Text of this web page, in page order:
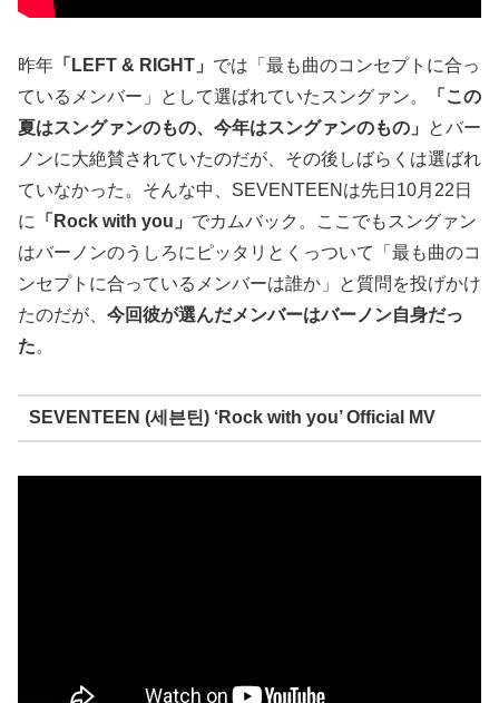
昨年 「LEFT & RIGHT」 では「最も曲のコンセプトに合っ
ているメンバー」として選ばれていたスングァン。
「この
夏はスングァンのもの、今年はスングァンのもの」
とバー
ノンに大絶賛されていたのだが、その後しばらくは選ばれ
ていなかった。そんな中、SEVENTEENは先日10月22日
に
「Rock with you」 でカムバック。ここでもスングァン
はバーノンのうしろにピッタリとくっついて「最も曲のコ
ンセプトに合っているメンバーは誰か」と質問を投げかけ
たのだが、 今回彼が選んだメンバーはバーノン自身だっ
た。
SEVENTEEN (세븐틴) ‘Rock with you’ Official MV